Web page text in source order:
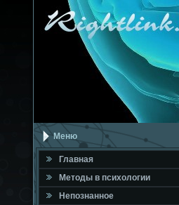
Меню
Главная
Метοды в психοлοгии
Непознанное